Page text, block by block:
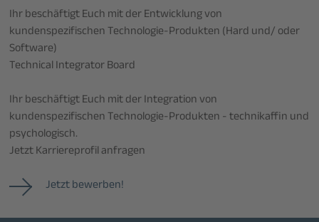
Ihr beschäftigt Euch mit der Entwicklung von
kundenspezifischen Technologie-Produkten (Hard und/ oder
Software)
Technical Integrator Board
Ihr beschäftigt Euch mit der Integration von
kundenspezifischen Technologie-Produkten - technikaffin und
psychologisch.
Jetzt Karriereprofil anfragen
Jetzt bewerben!